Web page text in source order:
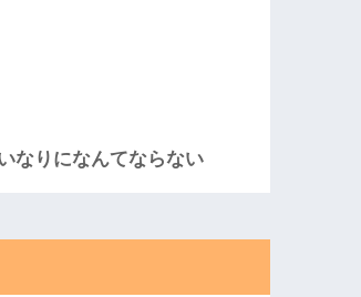
なりになんてならない